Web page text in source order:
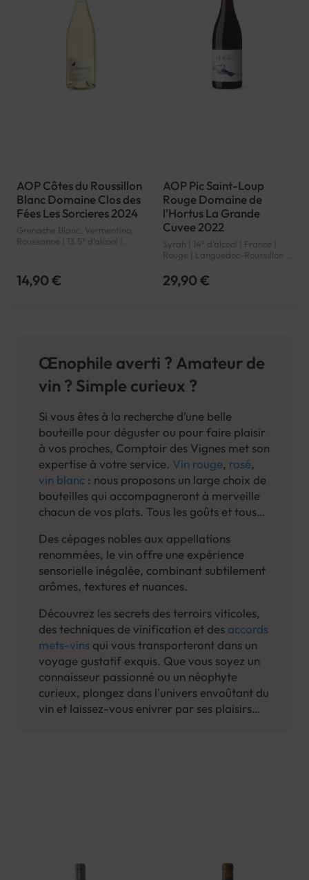
AOP Côtes du Roussillon
Blanc Domaine Clos des
Fées Les Sorcieres 2024
Grenache Blanc, Vermentino,
Roussanne | 13.5° d'alcool |
AOP
14,90 €
AOP Pic Saint-Loup
Rouge Domaine de
l'Hortus La Grande
Cuvee 2022
Syrah | 14° d'alcool | France |
Rouge | Languedoc-Roussillon |
29,90 €
Œnophile averti ? Amateur de
vin ? Simple curieux ?
Si vous êtes à la recherche d’une belle
bouteille pour déguster ou pour faire plaisir
à vos proches, Comptoir des Vignes met son
expertise à votre service. Vin rouge, rosé,
vin blanc : nous proposons un large choix de
bouteilles qui accompagneront à merveille
chacun de vos plats. Tous les goûts et tous
: l'occasion de découvrir des vins issus de
différentes régions françaises, et même de
l'étranger.
Des cépages nobles aux appellations
renommées, le vin offre une expérience
sensorielle inégalée, combinant subtilement
arômes, textures et nuances.
Découvrez les secrets des terroirs viticoles,
des techniques de vinification et des accords
mets-vins qui vous transporteront dans un
voyage gustatif exquis. Que vous soyez un
connaisseur passionné ou un néophyte
curieux, plongez dans l'univers envoûtant du
vin et laissez-vous enivrer par ses plaisirs